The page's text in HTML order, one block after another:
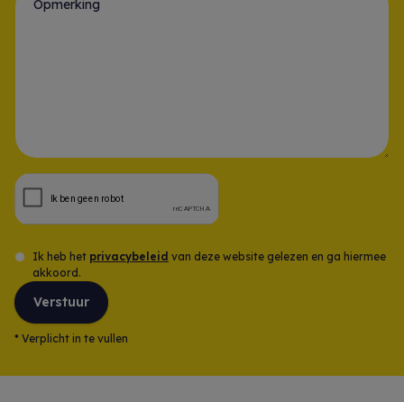
Ik heb het privacybeleid van deze website gelezen en ga hiermee
akkoord.
Verstuur
* Verplicht in te vullen